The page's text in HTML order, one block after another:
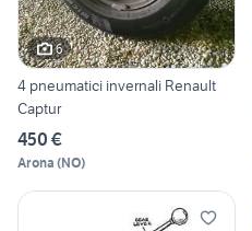
6
4 pneumatici invernali Renault
Captur
450 €
Arona (NO)